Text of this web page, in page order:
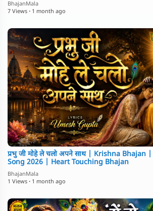
BhajanMala
7 Views · 1 month ago
⁣प्रभु जी मोहे ले चलो अपने साथ | Krishna Bhajan
Song 2026 | Heart Touching Bhajan
BhajanMala
1 Views · 1 month ago